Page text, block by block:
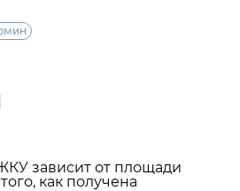
зависит от площади
как получена